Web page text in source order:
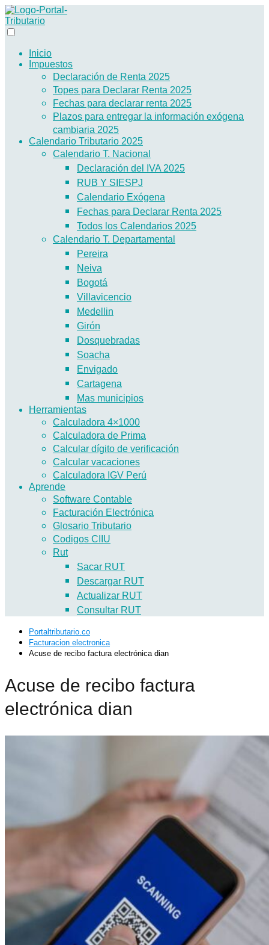
Inicio
Impuestos
Declaración de Renta 2025
Topes para Declarar Renta 2025
Fechas para declarar renta 2025
Plazos para entregar la información exógena
cambiaria 2025
Calendario Tributario 2025
Calendario T. Nacional
Declaración del IVA 2025
RUB Y SIESPJ
Calendario Exógena
Fechas para Declarar Renta 2025
Todos los Calendarios 2025
Calendario T. Departamental
Pereira
Neiva
Bogotá
Villavicencio
Medellin
Girón
Dosquebradas
Soacha
Envigado
Cartagena
Mas municipios
Herramientas
Calculadora 4×1000
Calculadora de Prima
Calcular dígito de verificación
Calcular vacaciones
Calculadora IGV Perú
Aprende
Software Contable
Facturación Electrónica
Glosario Tributario
Codigos CIIU
Rut
Sacar RUT
Descargar RUT
Actualizar RUT
Consultar RUT
Portaltributario.co
Facturacion electronica
Acuse de recibo factura electrónica dian
Acuse de recibo factura
electrónica dian